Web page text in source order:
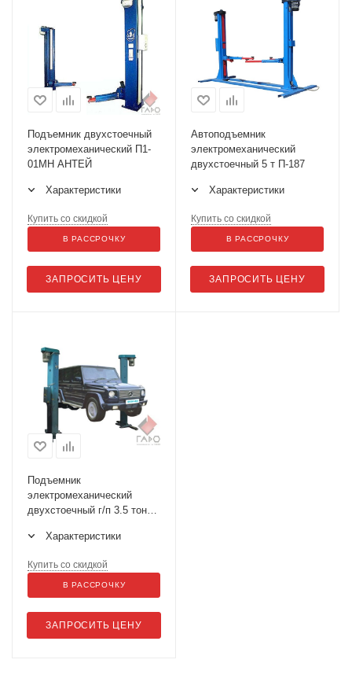
Подъемник двухстоечный
электромеханический П1-
01МН АНТЕЙ
Характеристики
ЗАПРОСИТЬ ЦЕНУ
Купить со скидкой
В РАССРОЧКУ
Автоподъемник
электромеханический
двухстоечный 5 т П-187
Характеристики
ЗАПРОСИТЬ ЦЕНУ
Купить со скидкой
В РАССРОЧКУ
Подъемник
электромеханический
двухстоечный г/п 3.5 тонны
Характеристики
ЗАПРОСИТЬ ЦЕНУ
Купить со скидкой
В РАССРОЧКУ